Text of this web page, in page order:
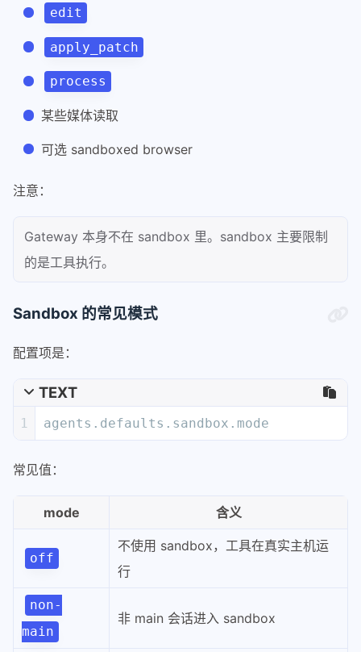
edit
apply_patch
process
某些媒体读取
可选 sandboxed browser
注意：
Gateway 本身不在 sandbox 里。sandbox 主要限制
的是工具执行。
Sandbox 的常见模式
配置项是：
TEXT
1 agents.defaults.sandbox.mode
常见值：
mode 含义
off
不使用 sandbox，工具在真实主机运
行
non-
main
非 main 会话进入 sandbox